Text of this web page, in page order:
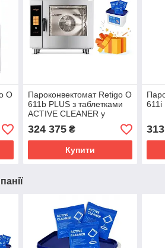
O
Пароконвектомат Retigo O
611b PLUS з таблетками
ACTIVE CLEANER у
подарунок
324 375₴
Купити
611i